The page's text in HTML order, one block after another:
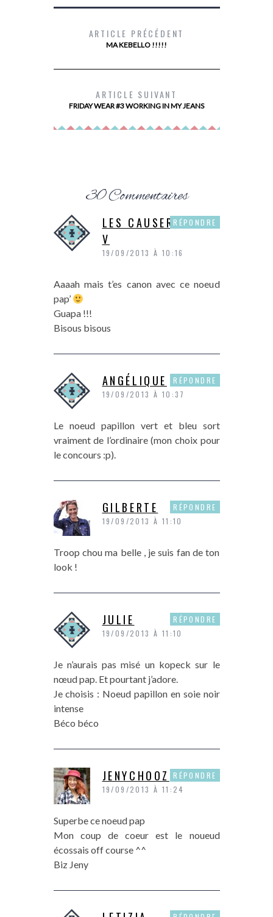
DEVENIR PROPRIÉTAIRE AVEC PRIMMÉA
ARTICLE PRÉCÉDENT
MA KEBELLO !!!!!
ARTICLE SUIVANT
FRIDAY WEAR #3 WORKING IN MY JEANS
30 Commentaires
LES CAUSERIES DE
V
19/09/2013 À 10:16
Aaaah mais t’es canon avec ce noeud
pap’
Guapa !!!
Bisous bisous
RÉPONDRE
ANGÉLIQUE
19/09/2013 À 10:37
Le noeud papillon vert et bleu sort
vraiment de l’ordinaire (mon choix pour
le concours :p).
RÉPONDRE
GILBERTE
19/09/2013 À 11:10
Troop chou ma belle , je suis fan de ton
look !
RÉPONDRE
JULIE
19/09/2013 À 11:10
Je n’aurais pas misé un kopeck sur le
nœud pap. Et pourtant j’adore.
Je choisis : Noeud papillon en soie noir
intense
Béco béco
RÉPONDRE
JENYCHOOZ
19/09/2013 À 11:24
Superbe ce noeud pap
Mon coup de coeur est le noueud
écossais off course ^^
Biz Jeny
RÉPONDRE